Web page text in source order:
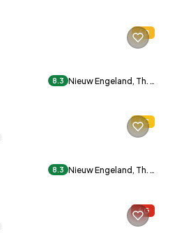
D
8.3 Nieuw Engeland, Th. …
C
8.3 Nieuw Engeland, Th. …
G